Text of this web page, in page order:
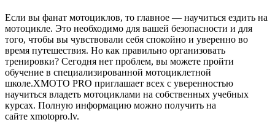
Если вы фанат мотоциклов, то главное — научиться ездить на
мотоцикле. Это необходимо для вашей безопасности и для
того, чтобы вы чувствовали себя спокойно и уверенно во
время путешествия. Но как правильно организовать
тренировки? Сегодня нет проблем, вы можете пройти
обучение в специализированной мотоциклетной
школе.XMOTO PRO приглашает всех с уверенностью
научиться владеть мотоциклами на собственных учебных
курсах. Полную информацию можно получить на
сайте xmotopro.lv.